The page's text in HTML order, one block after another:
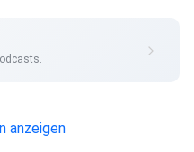
anzeigen